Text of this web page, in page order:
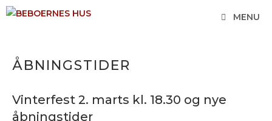
Hop
MENU
ÅBNINGSTIDER
Vinterfest 2. marts kl. 18.30 og nye
åbningstider